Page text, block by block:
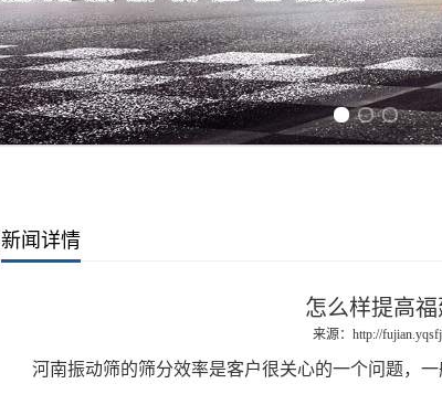
新闻详情
怎么样提高福
来源： http://
河南振动筛的筛分效率是客户很关心的一个问题，